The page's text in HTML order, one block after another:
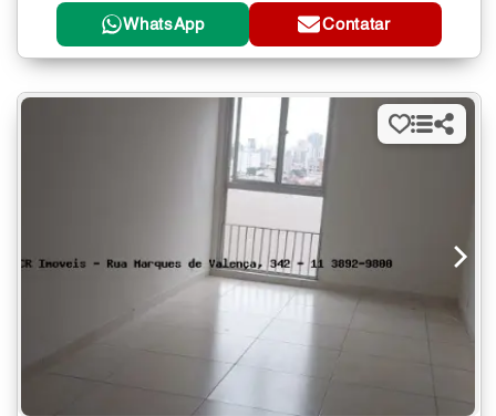
WhatsApp Contatar